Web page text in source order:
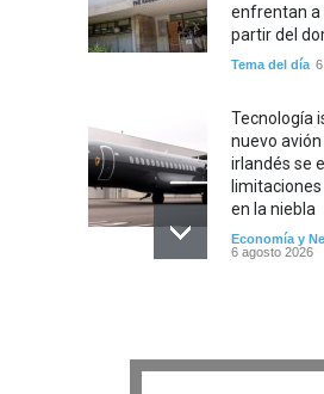
enfrentan a
partir del
Tema del día
Tecnología
nuevo
irlandés se
en la niebla
Economía y
6 agosto 2026